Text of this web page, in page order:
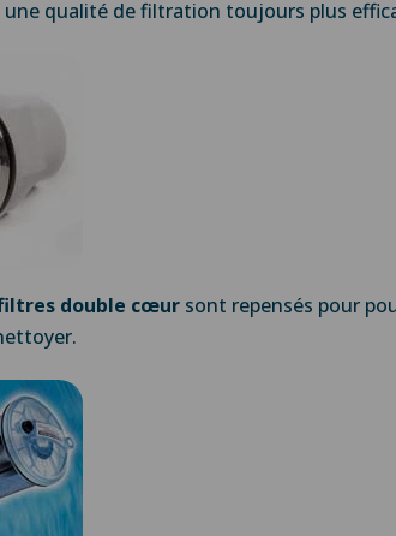
une qualité de filtration toujours plus
double cœur sont repensés pour